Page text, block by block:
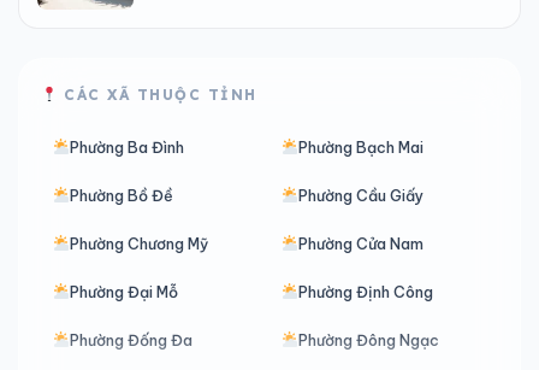
CÁC XÃ THUỘC TỈNH
Phường Ba Đình Phường Bạch Mai
Phường Bồ Đề Phường Cầu Giấy
Phường Chương Mỹ Phường Cửa Nam
Phường Đại Mỗ Phường Định Công
Phường Đống Đa Phường Đông Ngạc